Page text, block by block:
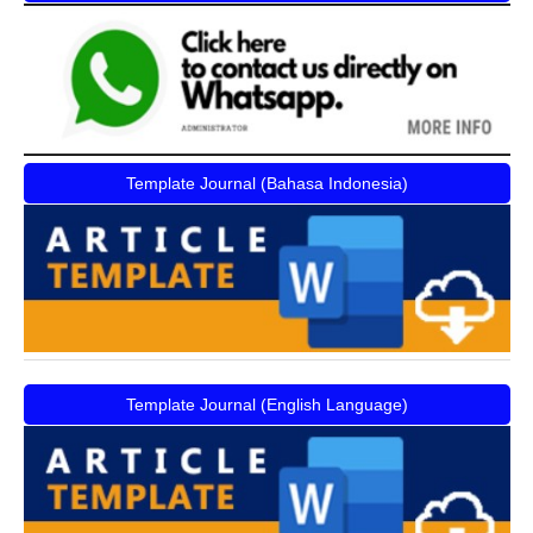
Template Journal (Bahasa Indonesia)
Template Journal (English Language)